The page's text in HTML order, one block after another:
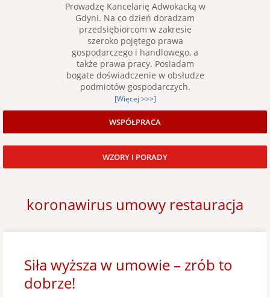
Prowadzę Kancelarię Adwokacką w
Gdyni. Na co dzień doradzam
przedsiębiorcom w zakresie
szeroko pojętego prawa
gospodarczego i handlowego, a
także prawa pracy. Posiadam
bogate doświadczenie w obsłudze
podmiotów gospodarczych.
[Więcej >>>]
WSPÓŁPRACA
WZORY I PORADY
koronawirus umowy restauracja
Siła wyższa w umowie – zrób to
dobrze!